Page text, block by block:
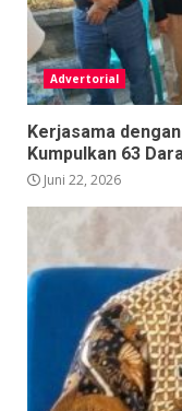
Advertorial
Kerjasama
Kumpulkan 63
Juni 22, 2026